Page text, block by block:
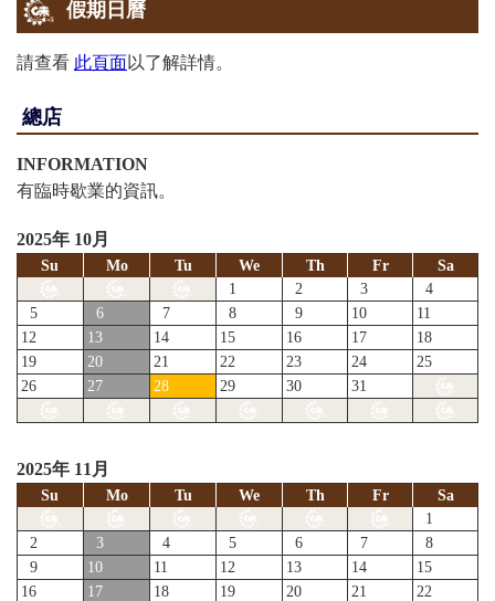
假期日曆
請查看 此頁面以了解詳情。
總店
INFORMATION
有臨時歇業的資訊。
2025年 10月
Su Mo Tu We Th Fr
Sa
1
2 3
4
5
6 7 8 9 10
11
12
13 14 15 16 17
18
19
20 21 22 23 24
25
26
27 28 29 30 31
2025年 11月
Su Mo Tu We Th Fr
Sa
1
2
3 4 5 6 7
8
9
10 11 12 13 14
15
16
17 18 19 20 21
22